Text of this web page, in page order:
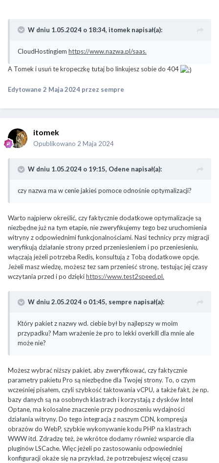
W dniu 1.05.2024 o 18:34, itomek napisał(a):
CloudHostingiem https://www.nazwa.pl/saas.
A Tomek i usuń te kropeczkę tutaj bo linkujesz sobie do 404
Edytowane 2 Maja 2024 przez sempre
itomek
Opublikowano 2 Maja 2024
W dniu 1.05.2024 o 19:15, Odene napisał(a):
czy nazwa ma w cenie jakieś pomoce odnośnie optymalizacji?
Warto najpierw określić, czy faktycznie dodatkowe optymalizacje są
niezbędne już na tym etapie, nie zweryfikujemy tego bez uruchomienia
witryny z odpowiednimi funkcjonalnościami. Nasi technicy przy migracji
weryfikują działanie strony przed przeniesieniem i po przeniesieniu,
włączają jeżeli potrzeba Redis, konsultują z Tobą dodatkowe opcje.
Jeżeli masz wiedzę, możesz tez sam przenieść stronę, testując jej czasy
wczytania przed i po dziękihttps://www.test2speed.pl.
W dniu 2.05.2024 o 01:45, sempre napisał(a):
Który pakiet z nazwy wd. ciebie był by najlepszy w moim
przypadku? Mam wrażenie że pro to lekki overkill dla mnie ale
może nie?
Możesz wybrać niższy pakiet, aby zweryfikować, czy faktycznie
parametry pakietu Pro są niezbędne dla Twojej strony. To, o czym
wcześniej pisałem, czyli szybkość taktowania vCPU, a także fakt, że np.
bazy danych są na osobnych klastrach i korzystają z dysków Intel
Optane, ma kolosalne znaczenie przy podnoszeniu wydajności
działania witryny. Do tego integracja z naszym CDN, kompresja
obrazów do WebP, szybkie wykonywanie kodu PHP na klastrach
WWW itd. Zdradzę też, że wkrótce dodamy również wsparcie dla
pluginów LSCache. Więc jeżeli po zastosowaniu odpowiedniej
konfiguracji okaże się na przykład, że potrzebujesz więcej czasu